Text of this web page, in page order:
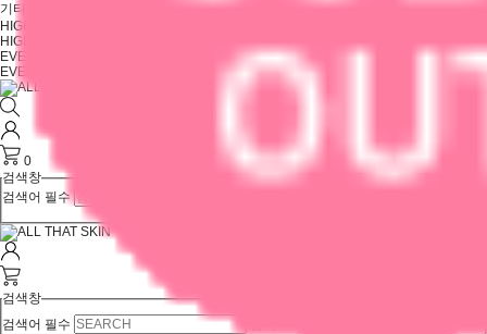
기타
HIGHLIGHT
HIGHLIGHT
EVENT
EVENT
0
검색창
검색어 필수
검색창
검색어 필수